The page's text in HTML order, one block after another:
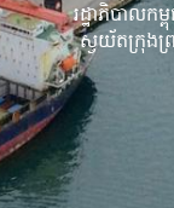
រដ្ឋាភិបាលក
ស្វយ័តក្រុង